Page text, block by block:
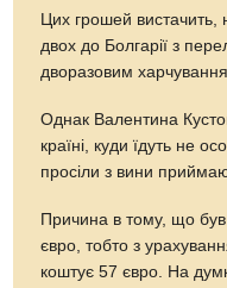
Цих грошей
двох до Болгарії з
дворазовим
Однак Валентина
країні, куди їдуть не
просіли з вини
Причина в тому, що був
євро, тобто з
коштує 57 євро. На